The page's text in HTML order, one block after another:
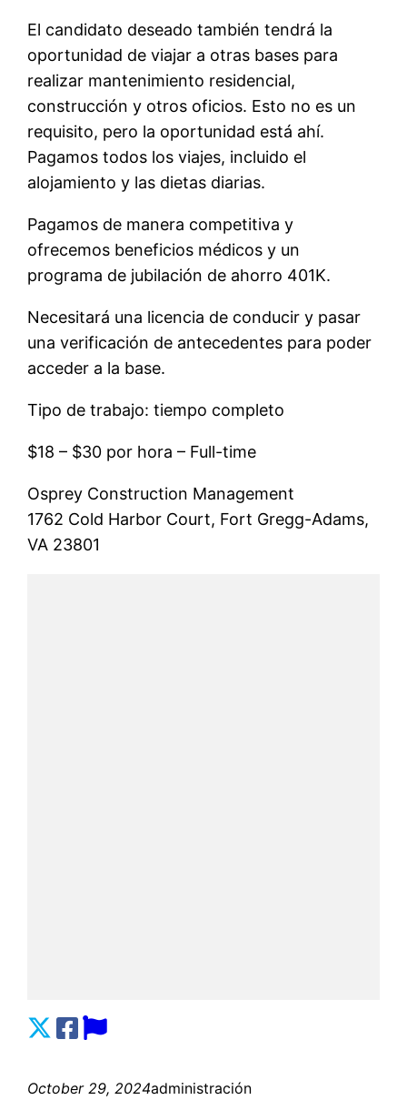
El candidato deseado también tendrá la
oportunidad de viajar a otras bases para
realizar mantenimiento residencial,
construcción y otros oficios. Esto no es un
requisito, pero la oportunidad está ahí.
Pagamos todos los viajes, incluido el
alojamiento y las dietas diarias.
Pagamos de manera competitiva y
ofrecemos beneficios médicos y un
programa de jubilación de ahorro 401K.
Necesitará una licencia de conducir y pasar
una verificación de antecedentes para poder
acceder a la base.
Tipo de trabajo: tiempo completo
$18 – $30 por hora – Full-time
Osprey Construction Management
1762 Cold Harbor Court, Fort Gregg-Adams,
VA 23801
October 29, 2024administración